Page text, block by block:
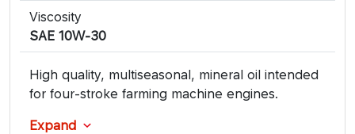
Viscosity
SAE 10W-30
High quality, multiseasonal, mineral oil intended
for four-stroke farming machine engines.
Expand